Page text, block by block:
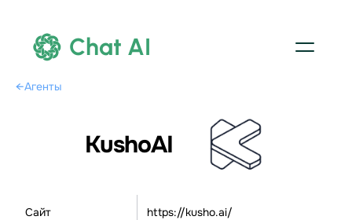
Chat AI
←Агенты
KushoAI
Сайт https://kusho.ai/